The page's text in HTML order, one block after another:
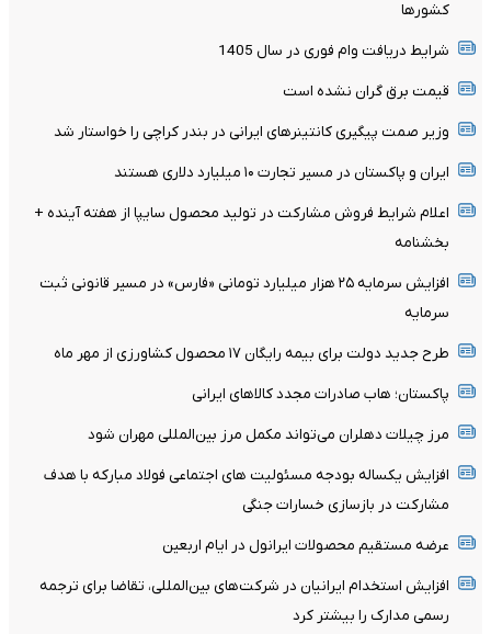
کشورها
شرایط دریافت وام فوری در سال 1405
قیمت برق گران نشده است
وزیر صمت پیگیری کانتینر‌های ایرانی در بندر کراچی را خواستار شد
ایران و پاکستان در مسیر تجارت ۱۰ میلیارد دلاری هستند
اعلام شرایط فروش مشارکت در تولید محصول سایپا از هفته آینده +
بخشنامه
افزایش سرمایه ۲۵ هزار میلیارد تومانی «فارس» در مسیر قانونی ثبت
سرمایه
طرح جدید دولت برای بیمه رایگان ۱۷ محصول کشاورزی از مهر ماه
پاکستان؛ هاب صادرات مجدد کالاهای ایرانی
مرز چیلات دهلران می‌تواند مکمل مرز بین‌المللی مهران شود
افزایش یکساله بودجه مسئولیت های اجتماعی فولاد مبارکه با هدف
مشارکت در بازسازی خسارات جنگی
عرضه مستقیم محصولات ایرانول در ایام اربعین
افزایش استخدام ایرانیان در شرکت‌های بین‌المللی، تقاضا برای ترجمه
رسمی مدارک را بیشتر کرد